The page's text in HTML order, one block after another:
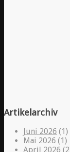
Artikelarchiv
Juni 2026 (1)
Mai 2026 (1)
April 2026